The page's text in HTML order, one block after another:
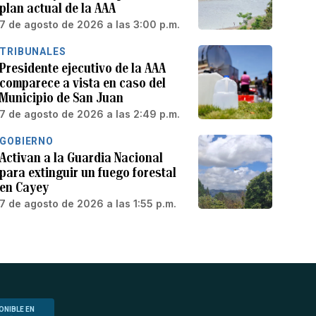
plan actual de la AAA
7 de agosto de 2026 a las 3:00 p.m.
TRIBUNALES
Presidente ejecutivo de la AAA
comparece a vista en caso del
Municipio de San Juan
7 de agosto de 2026 a las 2:49 p.m.
GOBIERNO
Activan a la Guardia Nacional
para extinguir un fuego forestal
en Cayey
7 de agosto de 2026 a las 1:55 p.m.
EN